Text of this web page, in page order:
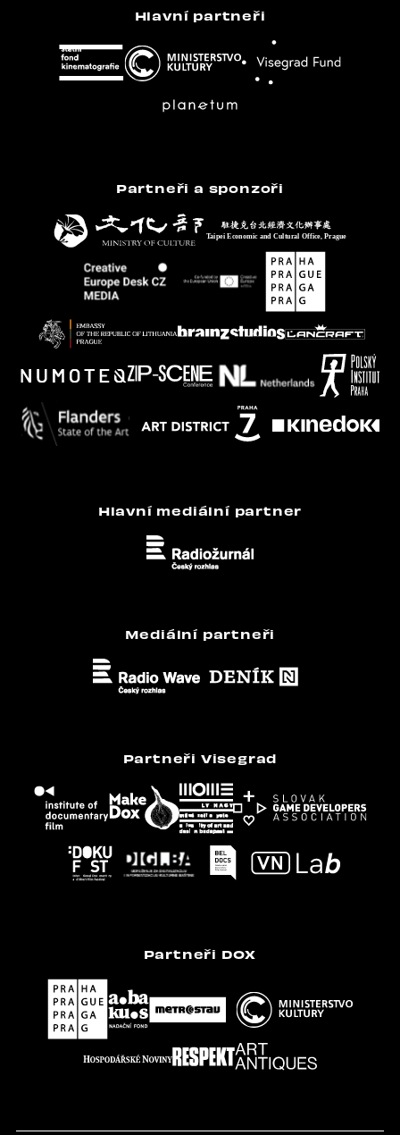
Hlavní partneři
Partneři a sponzoři
Hlavní mediální partner
Mediální partneři
Partneři Visegrad
Partneři DOX